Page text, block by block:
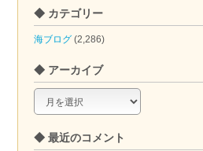
◆ カテゴリー
海ブログ (2,286)
◆ アーカイブ
◆
ア
カ
◆ 最近のコメント